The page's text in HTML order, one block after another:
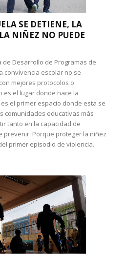
SE DETIENE, LA
NIÑEZ NO PUEDE
de Desarrollo de Programas de
convivencia escolar no se
mejores protocolos o
es el lugar donde nace la
el primer espacio donde esta se
comunidades educativas más
tanto en la capacidad de
prevenir. Porque proteger la niñez
primer episodio de violencia.